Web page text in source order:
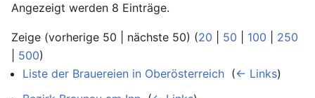
Angezeigt werden 8 Einträge.
Zeige (vorherige 50 | nächste 50) (20 50 100
250
500)
Liste der Brauereien in Oberösterreich (← Links)